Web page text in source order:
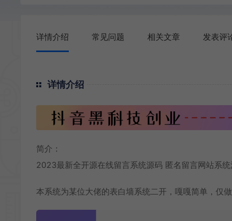
详情介绍 常见问题 相关文章 发表评
详情介绍
简介：
2023最新全开源在线留言系统源码 匿名留言网站系
本系统为某位大佬的表白墙系统二开，嘎嘎简单，仅